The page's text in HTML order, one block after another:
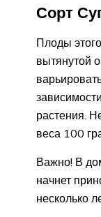
Сорт
Плоды
вытянутой
растения.
веса 100
Важно! В
начнет
несколько